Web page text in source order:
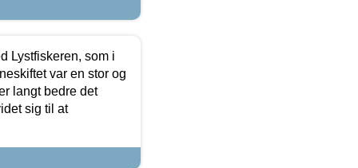
Lystfiskeren, som i
var en stor og
langt bedre det
sig til at